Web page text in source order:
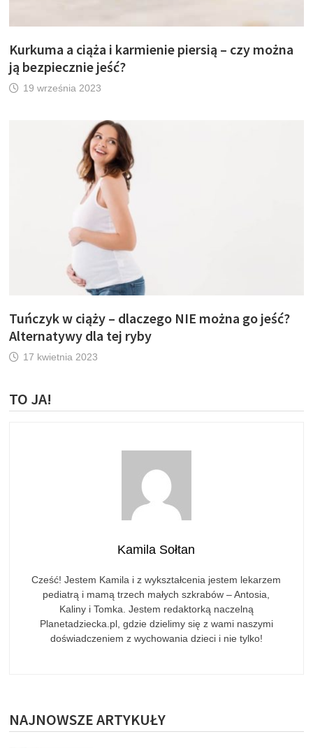
Kurkuma a ciąża i karmienie piersią – czy można
ją bezpiecznie jeść?
19 września 2023
Tuńczyk w ciąży – dlaczego NIE można go jeść?
Alternatywy dla tej ryby
17 kwietnia 2023
TO JA!
Kamila Sołtan
Cześć! Jestem Kamila i z wykształcenia jestem lekarzem
pediatrą i mamą trzech małych szkrabów – Antosia,
Kaliny i Tomka. Jestem redaktorką naczelną
Planetadziecka.pl, gdzie dzielimy się z wami naszymi
doświadczeniem z wychowania dzieci i nie tylko!
NAJNOWSZE ARTYKUŁY